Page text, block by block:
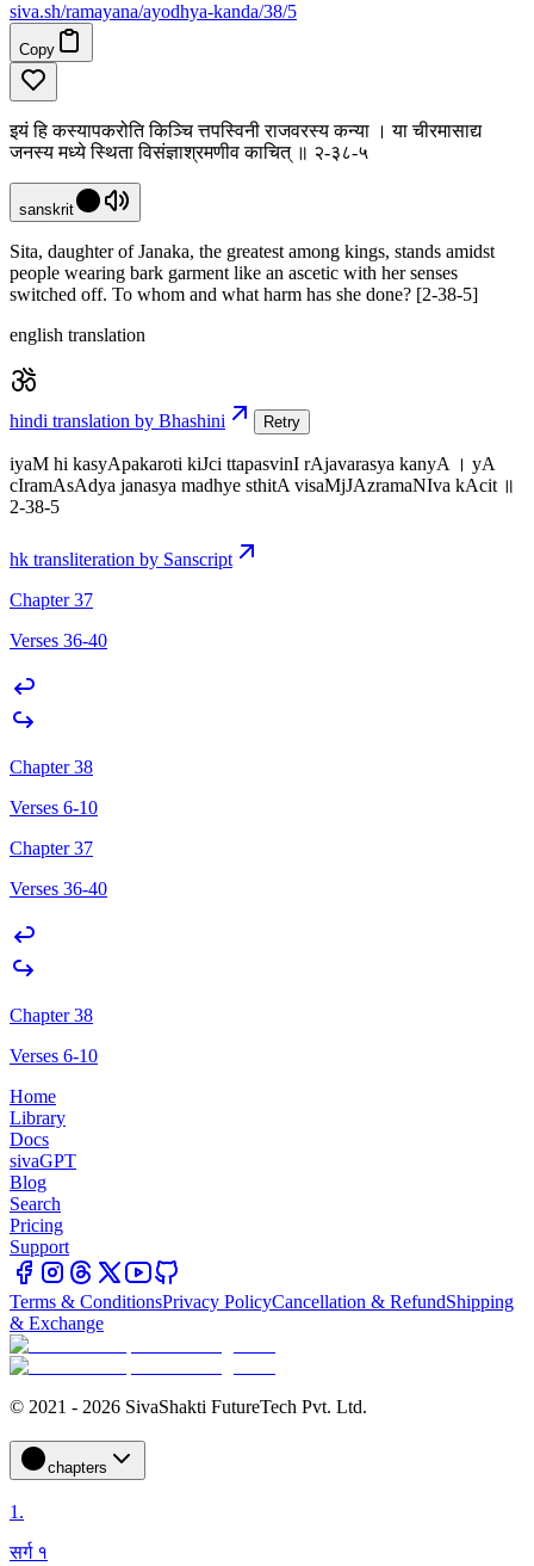
siva.sh/ramayana/ayodhya-kanda/38/5
Copy
इयं हि कस्यापकरोति किञ्चि त्तपस्विनी राजवरस्य कन्या । या चीरमासाद्य
जनस्य मध्ये स्थिता विसंज्ञाश्रमणीव काचित् ॥ २-३८-५
sanskrit
Sita, daughter of Janaka, the greatest among kings, stands amidst
people wearing bark garment like an ascetic with her senses
switched off. To whom and what harm has she done? [2-38-5]
english translation
hindi translation by Bhashini Retry
iyaM hi kasyApakaroti kiJci ttapasvinI rAjavarasya kanyA । yA
cIramAsAdya janasya madhye sthitA visaMjJAzramaNIva kAcit ॥
2-38-5
hk transliteration by Sanscript
Chapter 37
Verses 36-40
Chapter 38
Verses 6-10
Chapter 37
Verses 36-40
Chapter 38
Verses 6-10
Home
Library
Docs
sivaGPT
Blog
Search
Pricing
Support
Terms & ConditionsPrivacy PolicyCancellation & RefundShipping
& Exchange
© 2021 - 2026 SivaShakti FutureTech Pvt. Ltd.
chapters
1.
सर्ग १